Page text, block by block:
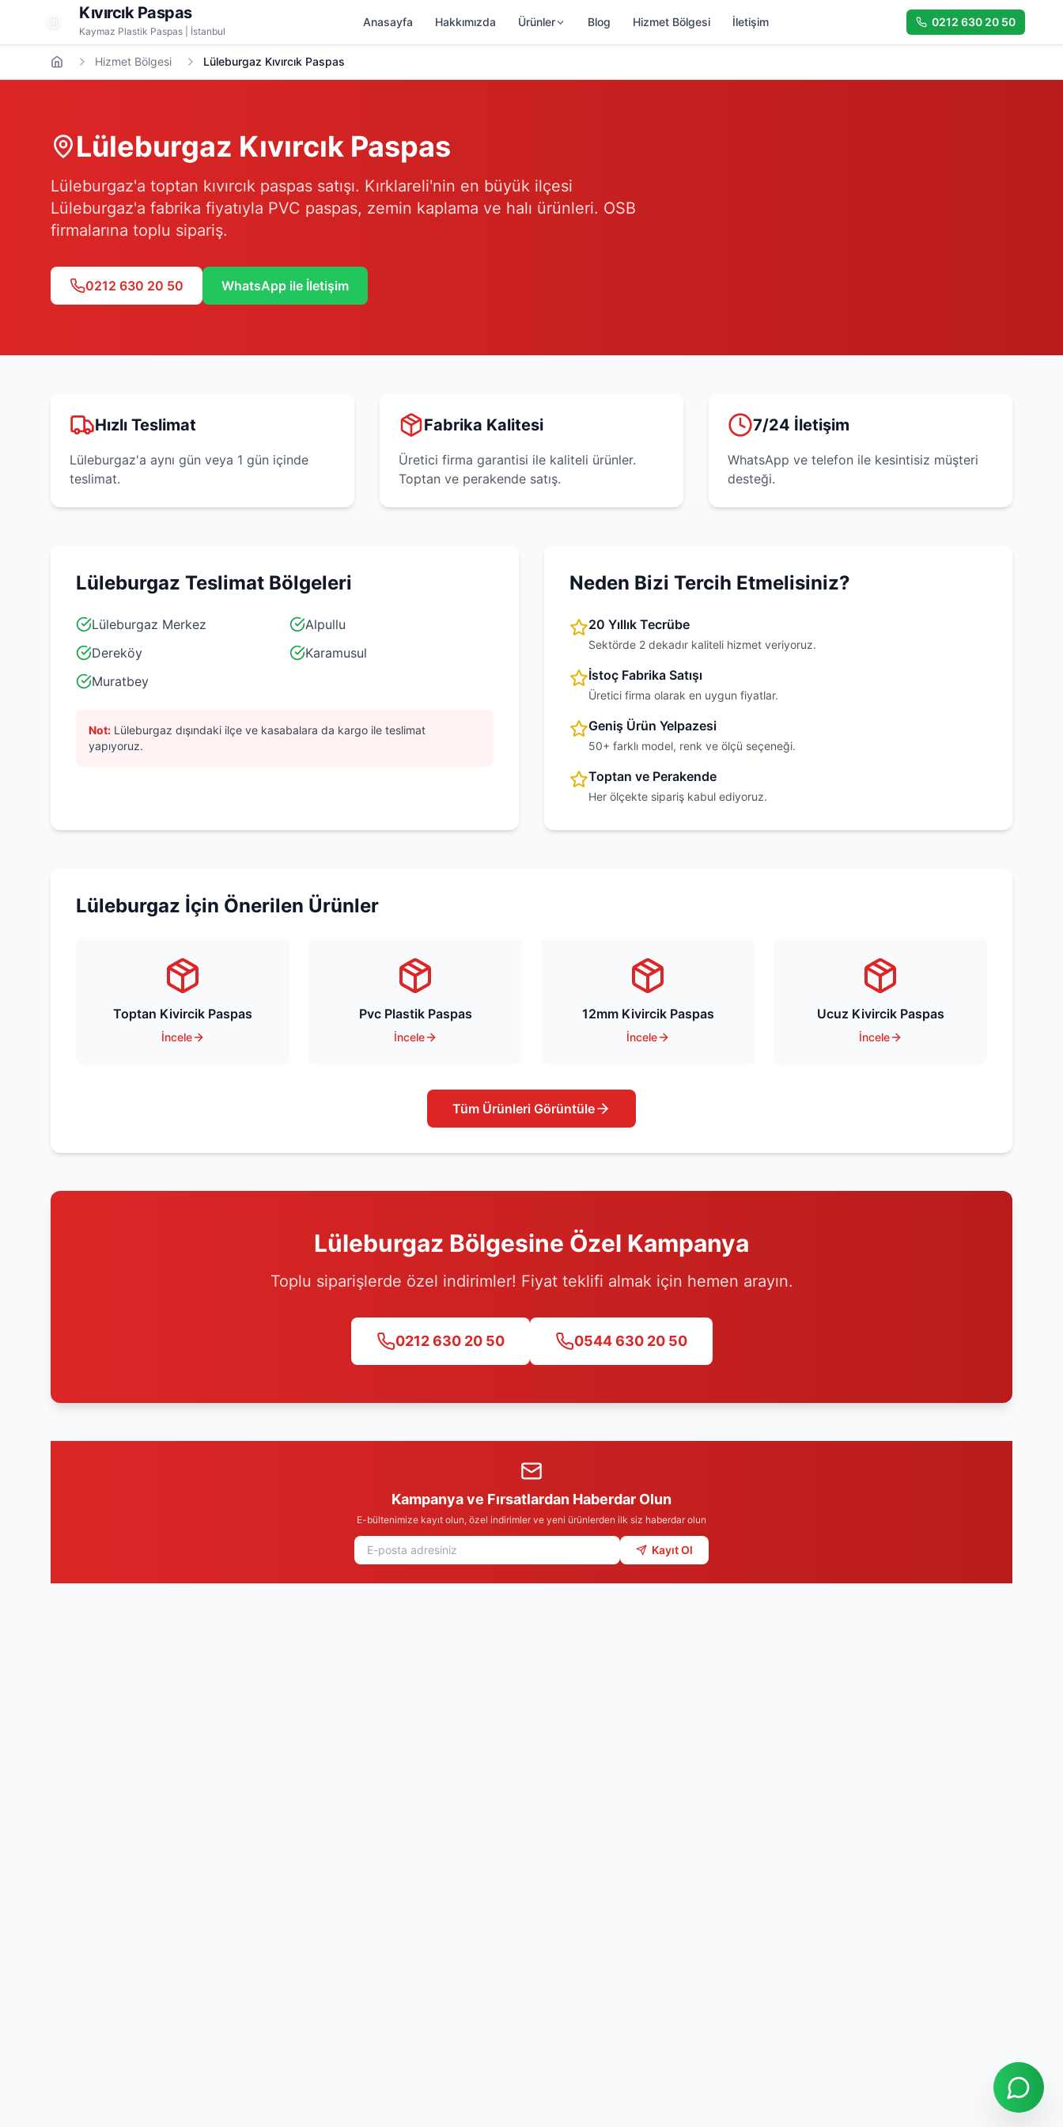
Kıvırcık Paspas
Kaymaz Plastik Paspas | İstanbul
Anasayfa Hakkımızda Ürünler Blog Hizmet Bölgesi İletişim 0212 630 20 50
Hizmet Bölgesi Lüleburgaz Kıvırcık Paspas
Lüleburgaz Kıvırcık Paspas
Lüleburgaz'a toptan kıvırcık paspas satışı. Kırklareli'nin en büyük ilçesi
Lüleburgaz'a fabrika fiyatıyla PVC paspas, zemin kaplama ve halı ürünleri. OSB
firmalarına toplu sipariş.
0212 630 20 50 WhatsApp ile İletişim
Hızlı Teslimat
Lüleburgaz'a aynı gün veya 1 gün içinde
teslimat.
Fabrika Kalitesi
Üretici firma garantisi ile kaliteli ürünler.
Toptan ve perakende satış.
7/24 İletişim
WhatsApp ve telefon ile kesintisiz müşteri
desteği.
Lüleburgaz Teslimat Bölgeleri
Lüleburgaz Merkez
Alpullu
Dereköy
Karamusul
Muratbey
Not: Lüleburgaz dışındaki ilçe ve kasabalara da kargo ile teslimat
yapıyoruz.
Neden Bizi Tercih Etmelisiniz?
20 Yıllık Tecrübe
Sektörde 2 dekadır kaliteli hizmet veriyoruz.
İstoç Fabrika Satışı
Üretici firma olarak en uygun fiyatlar.
Geniş Ürün Yelpazesi
50+ farklı model, renk ve ölçü seçeneği.
Toptan ve Perakende
Her ölçekte sipariş kabul ediyoruz.
Lüleburgaz İçin Önerilen Ürünler
Toptan Kivircik Paspas
İncele
Pvc Plastik Paspas
İncele
12mm Kivircik Paspas
İncele
Ucuz Kivircik Paspas
İncele
Tüm Ürünleri Görüntüle
Lüleburgaz Bölgesine Özel Kampanya
Toplu siparişlerde özel indirimler! Fiyat teklifi almak için hemen arayın.
0212 630 20 50 0544 630 20 50
Kampanya ve Fırsatlardan Haberdar Olun
E-bültenimize kayıt olun, özel indirimler ve yeni ürünlerden ilk siz haberdar olun
Kayıt Ol